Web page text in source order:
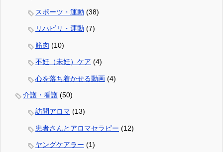
スポーツ・運動 (38)
リハビリ・運動 (7)
筋肉 (10)
不妊（未妊）ケア (4)
心を落ち着かせる動画 (4)
介護・看護 (50)
訪問アロマ (13)
患者さんとアロマセラピー (12)
ヤングケアラー (1)